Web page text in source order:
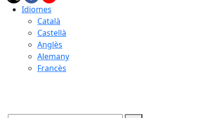
Idiomes
Català
Castellà
Anglès
Alemany
Francès